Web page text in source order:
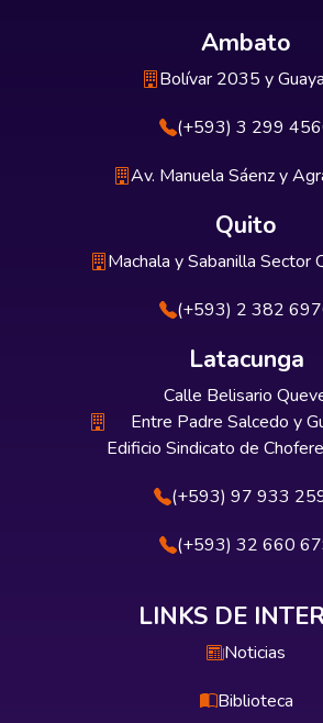
Ambato
Bolívar 2035 y
(+593) 3 299
Av. Manuela Sáenz y
Quito
Machala y Sabanilla Sector
(+593) 2 382
Latacunga
Calle Belisario
Entre Padre Salcedo y
Edificio Sindicato de
(+593) 97 933
(+593) 32 660
LINKS DE
Noticias
Biblioteca